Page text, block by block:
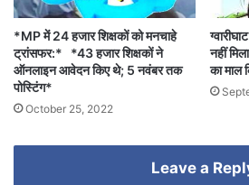
*MP में 24 हजार शिक्षकों को मनचाहे
ट्रांसफर:* *43 हजार शिक्षकों ने
ऑनलाइन आवेदन किए थे; 5 नवंबर तक
पोस्टिंग*
October 25, 2022
नहीं
का माल
Leave a